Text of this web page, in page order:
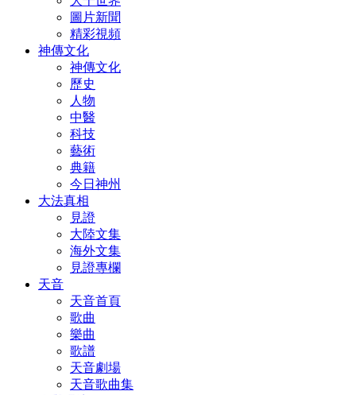
圖片新聞
精彩視頻
神傳文化
神傳文化
歷史
人物
中醫
科技
藝術
典籍
今日神州
大法真相
見證
大陸文集
海外文集
見證專欄
天音
天音首頁
歌曲
樂曲
歌譜
天音劇場
天音歌曲集